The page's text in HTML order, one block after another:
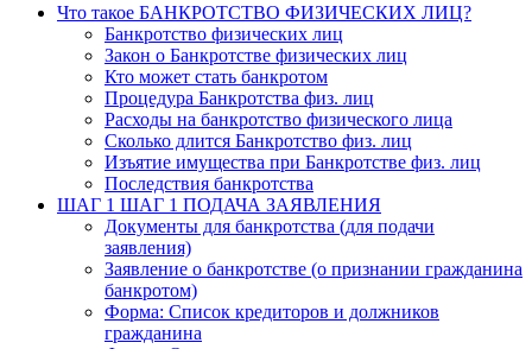
Что такое БАНКРОТСТВО ФИЗИЧЕСКИХ ЛИЦ?
Банкротство физических лиц
Закон о Банкротстве физических лиц
Кто может стать банкротом
Процедура Банкротства физ. лиц
Расходы на банкротство физического лица
Сколько длится Банкротство физ. лиц
Изъятие имущества при Банкротстве физ. лиц
Последствия банкротства
ШАГ 1 ШАГ 1 ПОДАЧА ЗАЯВЛЕНИЯ
Документы для банкротства (для подачи
заявления)
Заявление о банкротстве (о признании гражданина
банкротом)
Форма: Список кредиторов и должников
гражданина